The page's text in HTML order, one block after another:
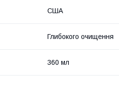
США
Глибокого очищення
360 мл